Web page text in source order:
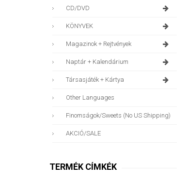
CD/DVD
KÖNYVEK
Magazinok + Rejtvények
Naptár + Kalendárium
Társasjáték + Kártya
Other Languages
Finomságok/sweets (no US Shipping)
AKCIÓ/SALE
TERMÉK CÍMKÉK